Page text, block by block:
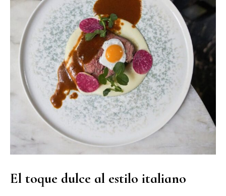
El toque dulce al estilo italiano